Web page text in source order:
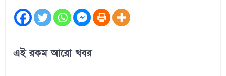
এই রকম আরো খবর